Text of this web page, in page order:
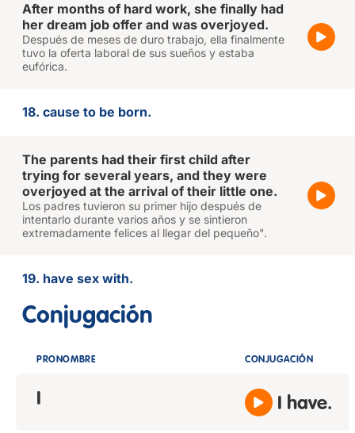
After months of hard work, she finally had
her dream job offer and was overjoyed.
Después de meses de duro trabajo, ella finalmente
tuvo la oferta laboral de sus sueños y estaba
eufórica.
18. cause to be born.
The parents had their first child after
trying for several years, and they were
overjoyed at the arrival of their little one.
Los padres tuvieron su primer hijo después de
intentarlo durante varios años y se sintieron
extremadamente felices al llegar del pequeño".
19. have sex with.
Conjugación
PRONOMBRE CONJUGACIÓN
I I have.